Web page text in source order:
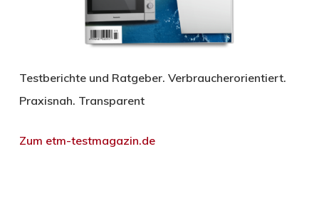
Testberichte und Ratgeber. Verbraucherorientiert.
Praxisnah. Transparent
Zum etm-testmagazin.de